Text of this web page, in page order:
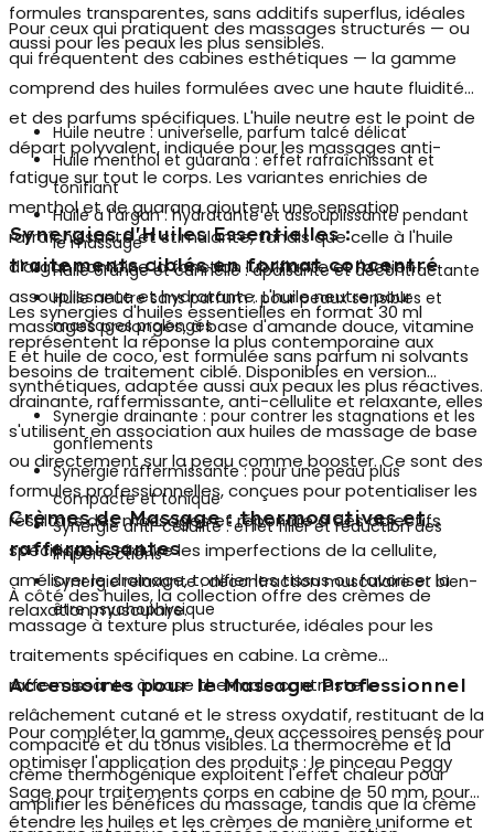
formules transparentes, sans additifs superflus, idéales
aussi pour les peaux les plus sensibles.
Pour ceux qui pratiquent des massages structurés — ou
qui fréquentent des cabines esthétiques — la gamme
comprend des huiles formulées avec une haute fluidité
et des parfums spécifiques. L'huile neutre est le point de
départ polyvalent, indiquée pour les massages anti-
fatigue sur tout le corps. Les variantes enrichies de
menthol et de guaranaajoutent une sensation
rafraîchissante et stimulante, tandis que celle à l'huile
d'argan combine la fonction lubrifiante et l'action
assouplissante et hydratante. L'huile neutre pour
massages prolongés, à base d'amande douce, vitamine
E et huile de coco, est formulée sans parfum ni solvants
synthétiques, adaptée aussi aux peaux les plus réactives.
Huile neutre : universelle, parfum talcé délicat
Huile menthol et guarana : effet rafraîchissant et
tonifiant
Huile à l'argan : hydratante et assouplissante pendant
le massage
Huile orange et cannelle : apaisante et décontractante
Huile neutre sans parfum : pour peaux sensibles et
massages prolongés
Synergies d'Huiles Essentielles :
traitements ciblés en format concentré
Les synergies d'huiles essentielles en format 30 ml
représentent la réponse la plus contemporaine aux
besoins de traitement ciblé. Disponibles en version
drainante, raffermissante, anti-cellulite et relaxante, elles
s'utilisent en association aux huiles de massage de base
ou directement sur la peau comme booster. Ce sont des
formules professionnelles, conçues pour potentialiser les
résultats des massages et répondre à des objectifs
spécifiques : réduire les imperfections de la cellulite,
améliorer le drainage, tonifier les tissus ou favoriser la
relaxation musculaire.
Synergie drainante : pour contrer les stagnations et les
gonflements
Synergie raffermissante : pour une peau plus
compacte et tonique
Synergie anti-cellulite : effet filler et réduction des
imperfections
Synergie relaxante : décontraction musculaire et bien-
être psychophysique
Crèmes de Massage : thermoactives et
raffermissantes
À côté des huiles, la collection offre des crèmes de
massage à texture plus structurée, idéales pour les
traitements spécifiques en cabine. La crème
raffermissante à base thermale contraste le
relâchement cutané et le stress oxydatif, restituant de la
compacité et du tonus visibles. La thermocrème et la
crème thermogénique exploitent l'effet chaleur pour
amplifier les bénéfices du massage, tandis que la crème
Accessoires pour le Massage Professionnel
Pour compléter la gamme, deux accessoires pensés pour
optimiser l'application des produits : le pinceau Peggy
Sage pour traitements corps en cabine de 50 mm, pour
étendre les huiles et les crèmes de manière uniforme et